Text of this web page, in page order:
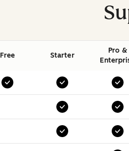
Free Starter
Pro &